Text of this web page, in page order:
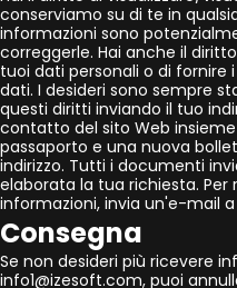
conserviamo su di te in
informazioni sono
correggerle. Hai anche il
tuoi dati personali o di fornire
dati. I desideri sono sempre
questi diritti inviando il tuo
contatto del sito Web
passaporto e una nuova
indirizzo. Tutti i documenti
elaborata la tua richiesta. Per
informazioni, invia un'e-mail
Consegna
Se non desideri più ricevere
info1@izesoft.com, puoi